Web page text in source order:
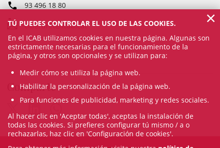
93 496 18 80
ciberdret@icab.cat
Comparte
TÚ PUEDES CONTROLAR EL USO DE LAS COOKIES.
En el ICAB utilizamos cookies en nuestra página. Algunas son
estrictamente necesarias para el funcionamiento de la
página, y otros son opcionales y se utilizan para:
Medir cómo se utiliza la página web.
Habilitar la personalización de la página web.
Para funciones de publicidad, marketing y redes sociales.
Al hacer clic en 'Aceptar todas', aceptas la instalación de
todas las cookies. Si prefieres configurar tú mismo / a o
rechazarlas, haz clic en 'Configuración de cookies'.
×